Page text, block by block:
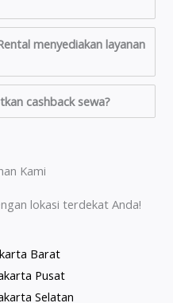
menyediakan layanan
cashback sewa?
Kami
lokasi terdekat Anda!
Barat
Pusat
Selatan